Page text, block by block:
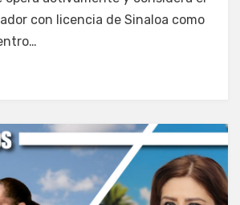
con licencia de Sinaloa como